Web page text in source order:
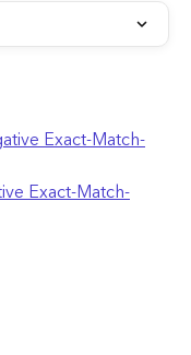
Exact-Match-
Exact-Match-